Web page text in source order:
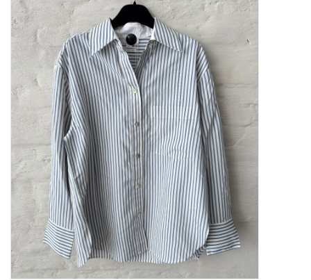
SALE
Cadeaubonnen
BRANDS
ABOUT US